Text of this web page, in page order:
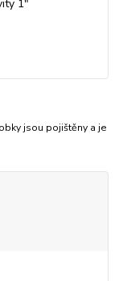
jsou pojištěny a je